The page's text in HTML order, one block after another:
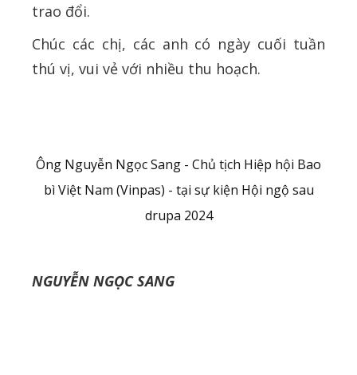
trao đổi.
Chúc các chị, các anh có ngày cuối tuần
thú vị, vui vẻ với nhiều thu hoạch.
Ông Nguyễn Ngọc Sang - Chủ tịch Hiệp hội Bao
bì Việt Nam (Vinpas) - tại sự kiện Hội ngộ sau
drupa 2024
NGUYỄN NGỌC SANG